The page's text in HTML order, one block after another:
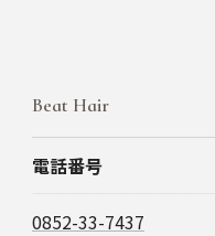
Beat Hair
電話番号
0852-33-7437